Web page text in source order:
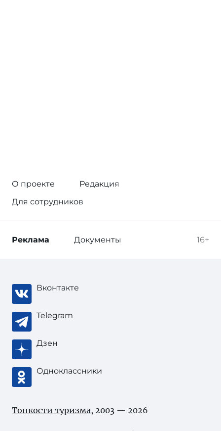
О проекте
Редакция
Для сотрудников
16+
Реклама Документы
Вконтакте
Telegram
Дзен
Одноклассники
Тонкости туризма, 2003 — 2026